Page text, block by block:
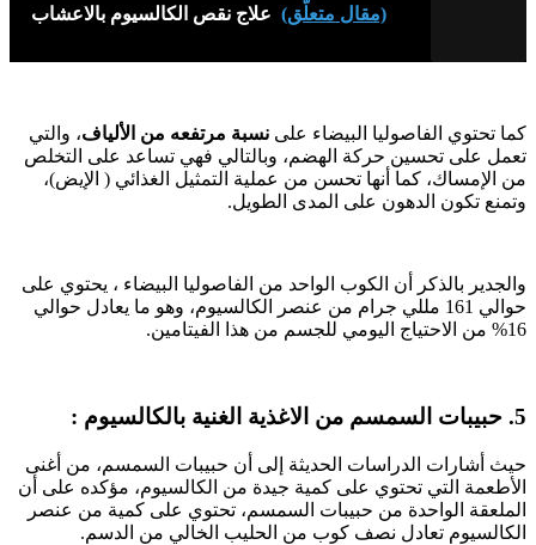
(مقال متعلّق) علاج نقص الكالسيوم بالاعشاب
كما تحتوي الفاصوليا البيضاء على نسبة مرتفعه من الألياف، والتي
تعمل على تحسين حركة الهضم، وبالتالي فهي تساعد على التخلص
من الإمساك، كما أنها تحسن من عملية التمثيل الغذائي ( الإيض)،
وتمنع تكون الدهون على المدى الطويل.
والجدير بالذكر أن الكوب الواحد من الفاصوليا البيضاء ، يحتوي على
حوالي 161 مللي جرام من عنصر الكالسيوم، وهو ما يعادل حوالي
16% من الاحتياج اليومي للجسم من هذا الفيتامين.
5. حبيبات السمسم من الاغذية الغنية بالكالسيوم :
حيث أشارات الدراسات الحديثة إلى أن حبيبات السمسم، من أغنى
الأطعمة التي تحتوي على كمية جيدة من الكالسيوم، مؤكده على أن
الملعقة الواحدة من حبيبات السمسم، تحتوي على كمية من عنصر
الكالسيوم تعادل نصف كوب من الحليب الخالي من الدسم.